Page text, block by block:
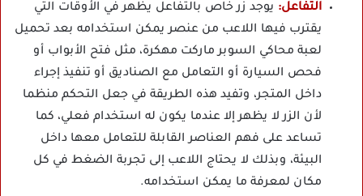
التفاعل: يوجد زر خاص بالتفاعل يظهر في الأوقات التي
يقترب فيها اللاعب من عنصر يمكن استخدامه بعد تحميل
لعبة محاكي السوبر ماركت مهكرة، مثل فتح الأبواب أو
فحص السيارة أو التعامل مع الصناديق أو تنفيذ إجراء
داخل المتجر، وتفيد هذه الطريقة في جعل التحكم منظما
لأن الزر لا يظهر إلا عندما يكون له استخدام فعلي، كما
تساعد على فهم العناصر القابلة للتعامل معها داخل
البيئة، وبذلك لا يحتاج اللاعب إلى تجربة الضغط في كل
مكان لمعرفة ما يمكن استخدامه.